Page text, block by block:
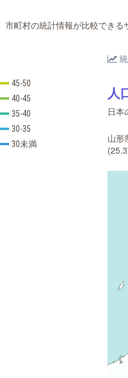
市町村の統計情報が比較できる
45-50
40-45
35-40
30-35
30未満
人
日本
山形